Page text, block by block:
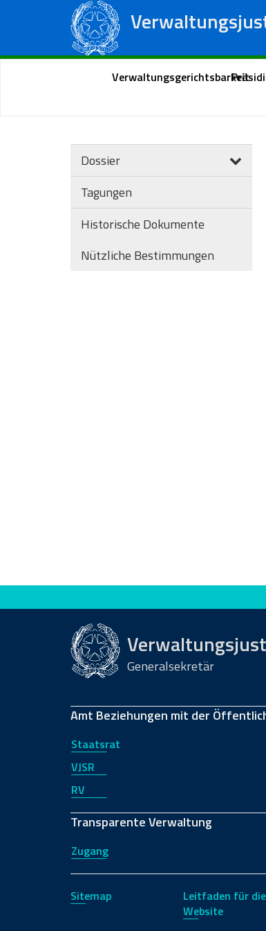
Regionale
Portal des Bürgers
Verwaltungsgerichtsbarkeit
Dossier
Tagungen
Historische Dokumente
Nützliche Bestimmungen
Bewerten Sie diese Seite
Generalsekretär
Amt Beziehungen mit der
Staatsrat
VJSR
RV
Transparente Verwaltung
Zugang
Sitemap
Leitfaden für die
Website